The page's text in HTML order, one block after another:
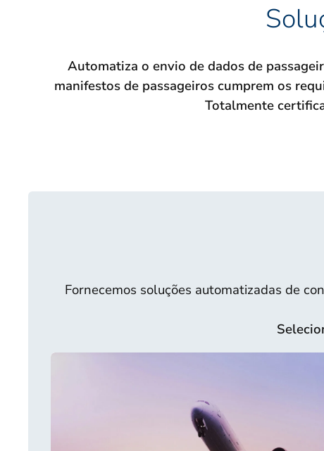
Automatiza o envio de dados de
manifestos de passageiros cumprem os
Totalmente
Fornecemos soluções automatizadas de